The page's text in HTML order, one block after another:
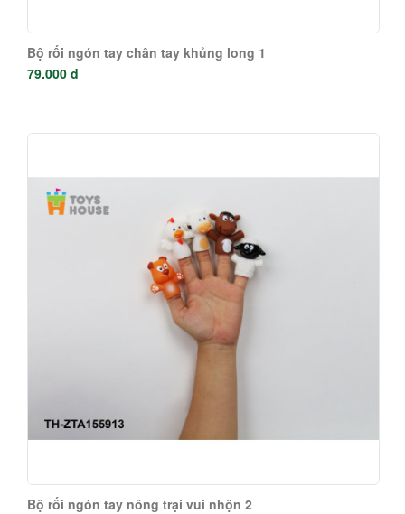
Bộ rối ngón tay chân tay khủng long 1
79.000 đ
Bộ rối ngón tay nông trại vui nhộn 2